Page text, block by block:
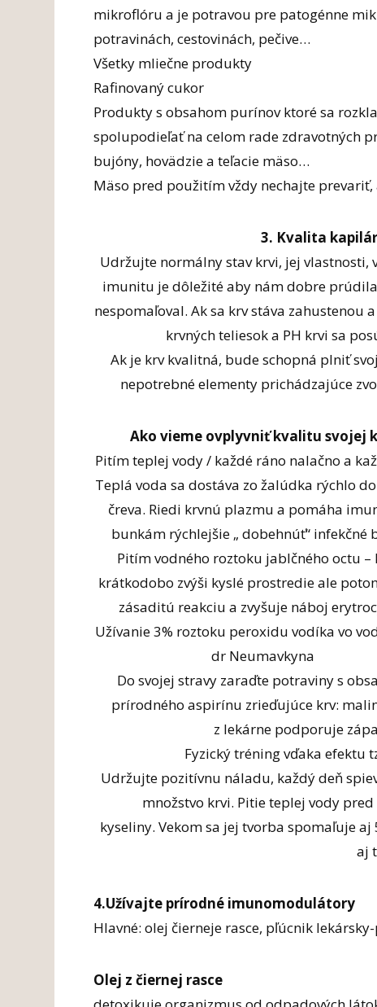
mikroflóru a je potravou pre patogénne
potravinách, cestovinách, pečive…
Všetky mliečne produkty
Rafinovaný cukor
Produkty s obsahom purínov ktoré sa
spolupodieľať na celom rade zdravotných
bujóny, hovädzie a teľacie mäso…
Mäso pred použitím vždy nechajte
3. Kvalita
Udržujte normálny stav krvi, jej vlastnosti,
imunitu je dôležité aby nám dobre
nespomaľoval. Ak sa krv stáva
krvných teliesok a PH krvi sa
Ak je krv kvalitná, bude schopná plniť
nepotrebné elementy prichádzajúce
Ako vieme ovplyvniť kvalitu svojej
Pitím teplej vody / každé ráno nalačno a
Teplá voda sa dostáva zo žalúdka rýchlo
čreva. Riedi krvnú plazmu a pomáha
bunkám rýchlejšie „ dobehnúť“ infekčné
Pitím vodného roztoku jablčného octu –
krátkodobo zvýši kyslé prostredie ale
zásaditú reakciu a zvyšuje náboj
Užívanie 3% roztoku peroxidu vodíka vo
dr Neumavkyna
Do svojej stravy zaraďte potraviny s
prírodného aspirínu zrieďujúce krv:
z lekárne podporuje
Fyzický tréning vďaka efektu
Udržujte pozitívnu náladu, každý deň
množstvo krvi. Pitie teplej vody
kyseliny. Vekom sa jej tvorba spomaľuje
aj
4.Užívajte prírodné imunomodulátory
Hlavné: olej čierneje rasce, pľúcnik
Olej z čiernej rasce